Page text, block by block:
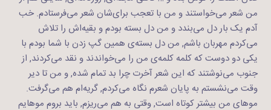
من شعر می‌خواستند و من با تعجب برای‌شان شعر می‌فرستادم. خب
آدم یک بار دل می‌بندد و من دل بسته بودم و بقیه‌اش را تلاش
می‌کردم مهربان باشم, من دل بسته‌ی همین گپ زدن با شما بودم با
یکی دو دوست که کلمه کلمه‌ی من را می‌خواندند و نقد می‌کردند, از
جنوب می‌نوشتند که این شعر آخرت چرا بد تمام شده, و من تا دیر
وقت می‌نشستم به پایان شعرم نگاه می‌کردم, گریه‌ام هم می‌گرفت.
موهای من بیشتر کوتاه است, وقتی به هم می‌ریزم, باید بروم موهایم